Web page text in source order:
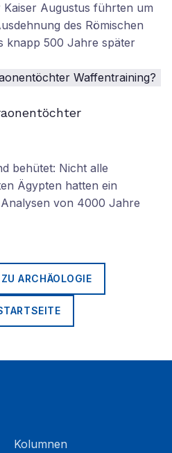
Augustus führten um
des Römischen
knapp 500 Jahre später
behütet: Nicht alle
Ägypten hatten ein
von 4000 Jahre
ZUARCHÄOLOGIE
Kolumnen